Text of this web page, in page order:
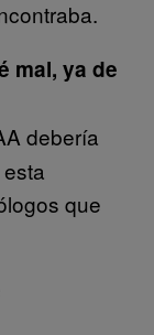
mal, ya de
debería
que